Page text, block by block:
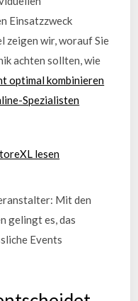
Einsatzzweck
zeigen wir, worauf Sie
achten sollten, wie
optimal kombinieren
Spezialisten
lesen
Mit den
gelingt es, das
Events